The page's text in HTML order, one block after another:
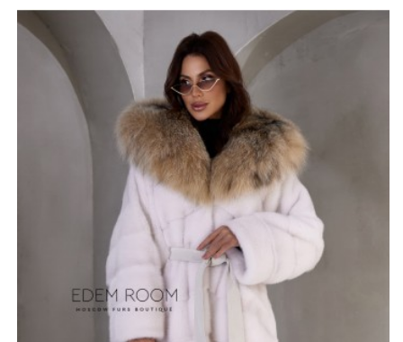
внутреннюю красоту.
Натуральный норковый мех обладает шелковистой
текстурой, приятной на ощупь, и, безусловно,
обеспечивает тепло в любую погоду. Однако его
настоящее волшебство проявляется в блеске,
который шуба приобретает под солнечными лучами,
создавая завораживающий эффект. Это изделие
прекрасно переносит влагу и сохраняет свою форму на
протяжении долгого времени. Необходим аккуратный и
качественный уход за норковой шубой, и после
окончания сезона - обращение к профессиональной
химчистке обязательно.
Доступная в необычной расцветке "колотый лед", эта
шуба дополнена поясом, который подчеркивает
изящество фигуры. Ее удлиненный крой в 125-130 см